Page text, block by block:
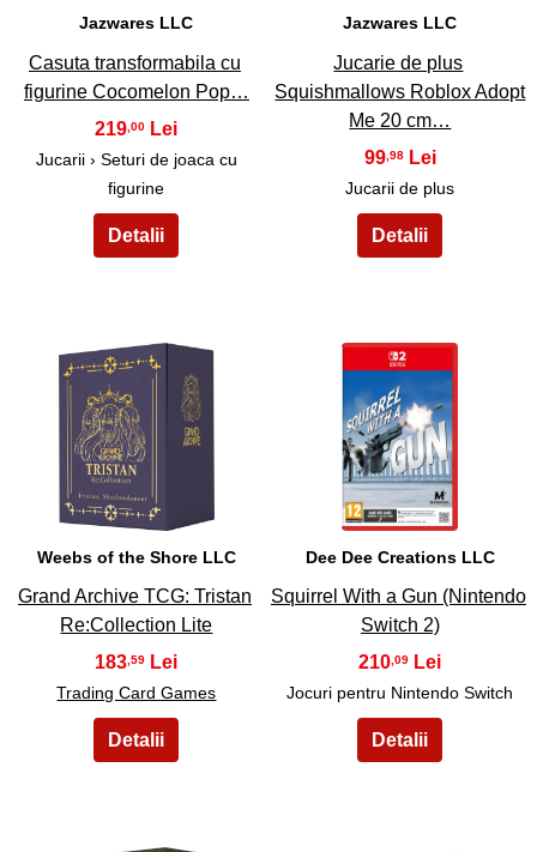
Jazwares LLC
Casuta transformabila cu
figurine Cocomelon Pop…
219 ,00
Jucarii › Seturi de joaca cu
figurine
Jazwares LLC
Jucarie de plus
Squishmallows Roblox Adopt
Me 20 cm…
99,98
Jucarii de plus
41
Weebs of the Shore LLC
Grand Archive TCG: Tristan
Re:Collection Lite
183,59
Trading Card Games
42
Dee Dee Creations LLC
Squirrel With a Gun (Nintendo
Switch 2)
210,09
Jocuri pentru Nintendo Switch